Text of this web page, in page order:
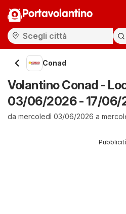
Portavolantino
Conad
Volantino Conad -
03/06/2026 - 17/
da mercoledì 03/06/2026 a